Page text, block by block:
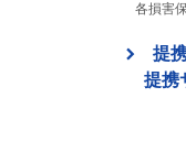
各損害
提
提携